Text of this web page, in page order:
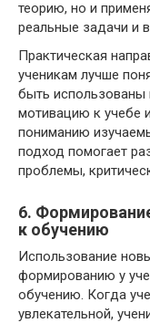
теорию, но и
реальные задачи и
Практическая
ученикам лучше
быть использованы
мотивацию к учебе
пониманию
подход помогает
проблемы,
6.
к обучению
Использование
формированию у
обучению. Когда
увлекательной,